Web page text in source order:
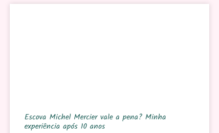
Escova Michel Mercier vale a pena? Minha
experiência após 10 anos